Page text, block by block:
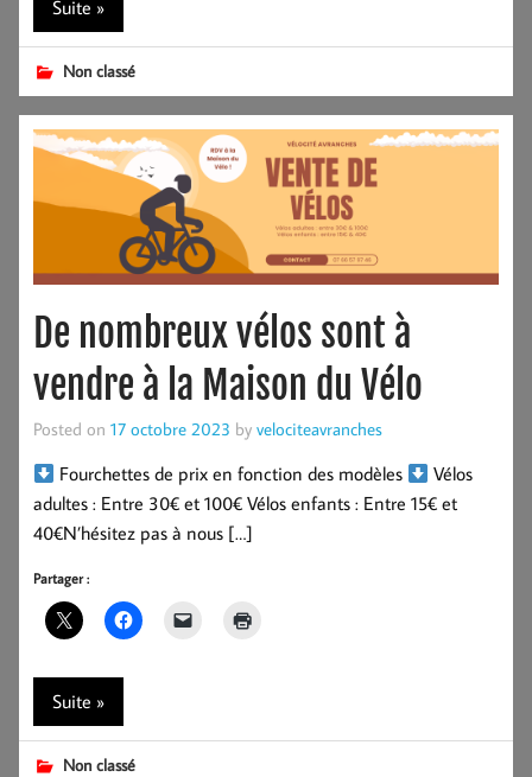
Suite »
Non classé
De nombreux vélos sont à
vendre à la Maison du Vélo
Posted on 17 octobre 2023 by velociteavranches
Fourchettes de prix en fonction des modèles
Vélos
adultes : Entre 30€ et 100€ Vélos enfants : Entre 15€ et
40€N’hésitez pas à nous […]
Partager :
Suite »
Non classé